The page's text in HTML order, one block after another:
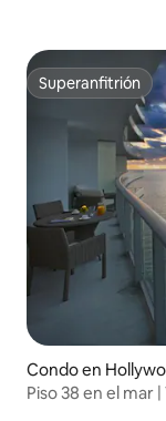
Superanfitrión
Superanfitrión
Condo en
Piso 38 en el mar